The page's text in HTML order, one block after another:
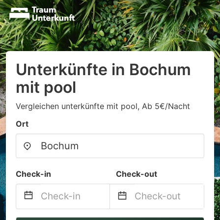
Unterkünfte in Bochum
mit pool
Vergleichen unterkünfte mit pool, Ab 5€/Nacht
Ort
Check-in Check-out
Navigate
Navigate